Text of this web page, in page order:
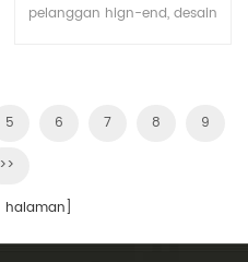
pelanggan hign-end, desain
5 6 7 8 9
>>
halaman]